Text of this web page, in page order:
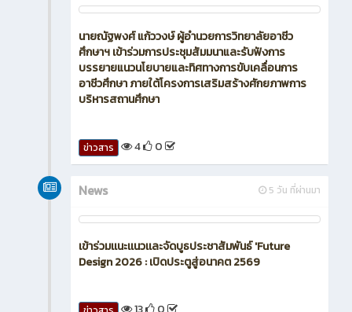
นายณัฐพงศ์ แก้ววงษ์ ผู้อำนวยการวิทยาลัยอาชีว
ศึกษาฯ เข้าร่วมการประชุมสัมมนาและรับฟังการ
บรรยายแนวนโยบายและทิศทางการขับเคลื่อนการ
อาชีวศึกษา ภายใต้โครงการเสริมสร้างศักยภาพการ
บริหารสถานศึกษา
ข่าวสาร 4 0
5 วัน ที่ผ่านมา
News
เข้าร่วมเเนะเเนวเเละจัดบูธประชาสัมพันธ์ 'Future
Design 2026 : เปิดประตูสู่อนาคต 2569